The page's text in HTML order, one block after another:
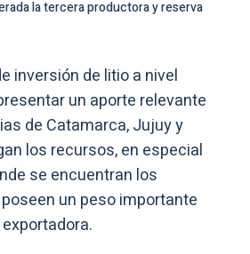
la tercera productora y reserva
inversión de litio a nivel
un aporte relevante
de Catamarca, Jujuy y
los recursos, en especial
se encuentran los
un peso importante